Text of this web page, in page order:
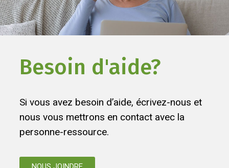
Besoin d'aide?
Si vous avez besoin d’aide, écrivez-nous et
nous vous mettrons en contact avec la
personne-ressource.